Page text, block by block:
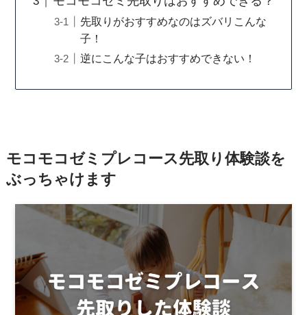
先取りがおすすめなのはズバリこんな
子！
逆にこんな子はおすすめできない！
モコモコゼミプレコース先取り体験談を
ぶっちゃけます